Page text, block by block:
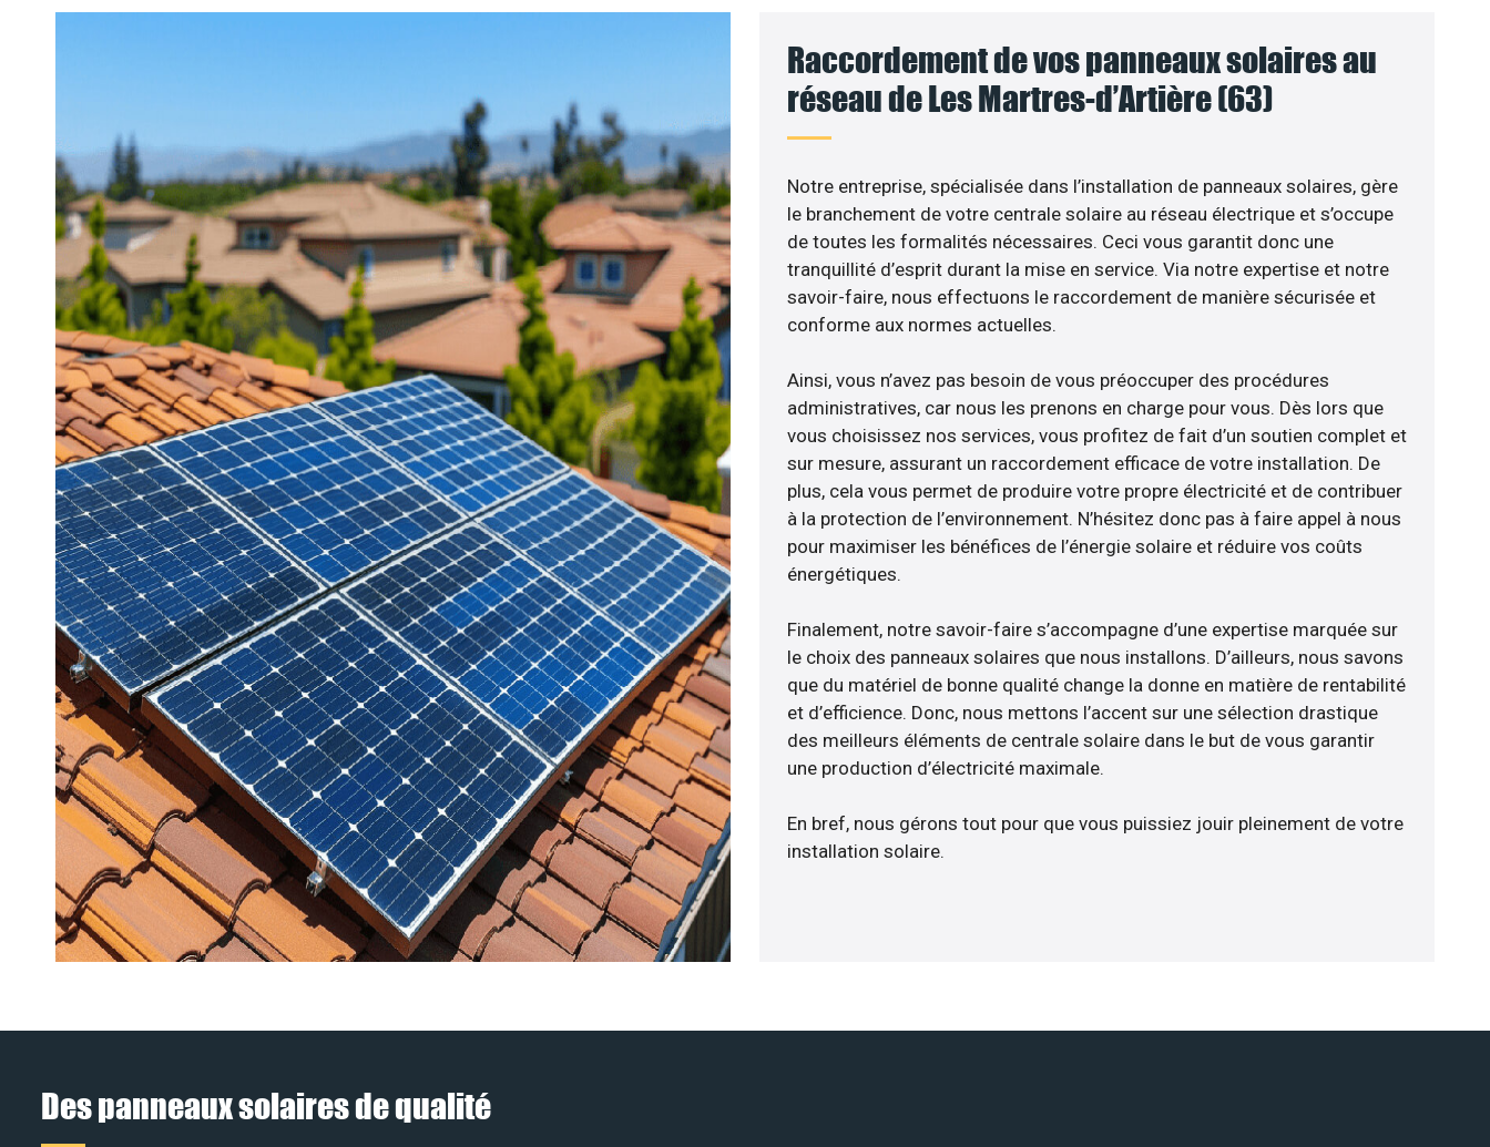
Raccordement de vos panneaux solaires au
réseau de Les Martres-d’Artière (63)
Notre entreprise, spécialisée dans l’installation de panneaux solaires, gère
le branchement de votre centrale solaire au réseau électrique et s’occupe
de toutes les formalités nécessaires. Ceci vous garantit donc une
tranquillité d’esprit durant la mise en service. Via notre expertise et notre
savoir-faire, nous effectuons le raccordement de manière sécurisée et
conforme aux normes actuelles.
Ainsi, vous n’avez pas besoin de vous préoccuper des procédures
administratives, car nous les prenons en charge pour vous. Dès lors que
vous choisissez nos services, vous profitez de fait d’un soutien complet et
sur mesure, assurant un raccordement efficace de votre installation. De
plus, cela vous permet de produire votre propre électricité et de contribuer
à la protection de l’environnement. N’hésitez donc pas à faire appel à nous
pour maximiser les bénéfices de l’énergie solaire et réduire vos coûts
énergétiques.
Finalement, notre savoir-faire s’accompagne d’une expertise marquée sur
le choix des panneaux solaires que nous installons. D’ailleurs, nous savons
que du matériel de bonne qualité change la donne en matière de rentabilité
et d’efficience. Donc, nous mettons l’accent sur une sélection drastique
des meilleurs éléments de centrale solaire dans le but de vous garantir
une production d’électricité maximale.
En bref, nous gérons tout pour que vous puissiez jouir pleinement de votre
installation solaire.
Des panneaux solaires de qualité